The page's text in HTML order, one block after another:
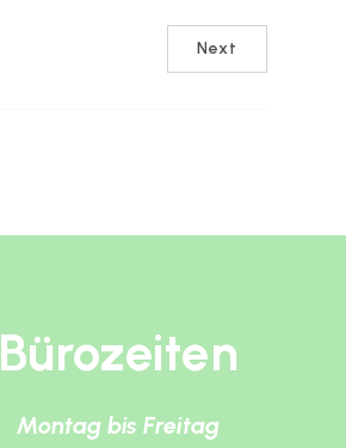
Next
Bürozeiten
Montag bis Freitag